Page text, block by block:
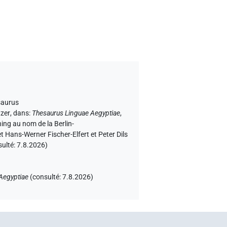
,dans: Thesaurus Linguae Aegyptiae,
au nom de la Berlin-
Werner Fischer-Elfert et Peter Dils
7.8.2026)
(consulté:7.8.2026)